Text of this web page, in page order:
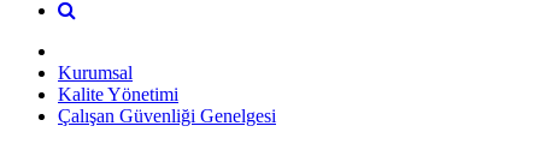
Kurumsal
Kalite Yönetimi
Çalışan Güvenliği Genelgesi